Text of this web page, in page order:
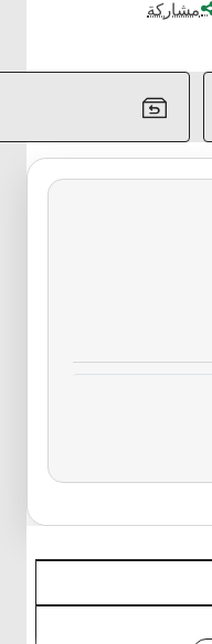
مشاركة